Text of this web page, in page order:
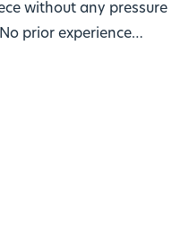
without any pressure
prior experience